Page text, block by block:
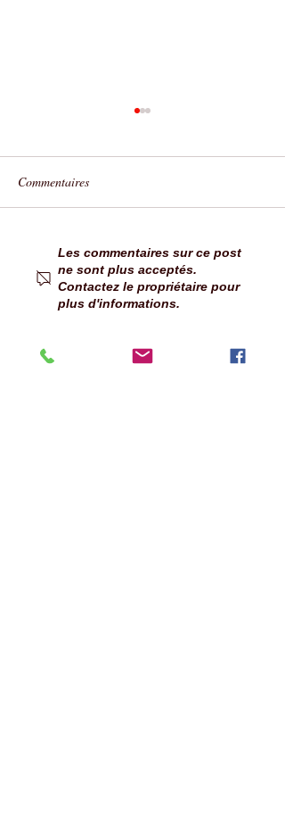
Camper Van Week-End
Angers -Brissac 2026 : la
billetterie est ouverte !
Commentaires
Les commentaires sur ce post
ne sont plus acceptés.
Contactez le propriétaire pour
plus d'informations.